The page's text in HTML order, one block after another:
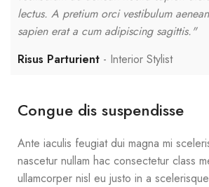
lectus. A pretium orci vestibulum
sapien erat a cum adipiscing sagittis."
Risus Parturient
Interior Stylist
Congue dis suspendisse
Ante iaculis feugiat dui magna mi
nascetur nullam hac consectetur class
ullamcorper nisl eu justo in a